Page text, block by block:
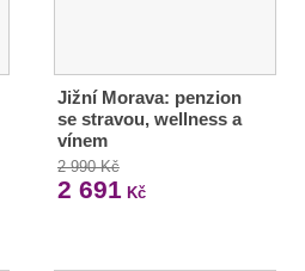
Jižní Morava: penzion
se stravou, wellness a
vínem
2 990 Kč
2 691 Kč